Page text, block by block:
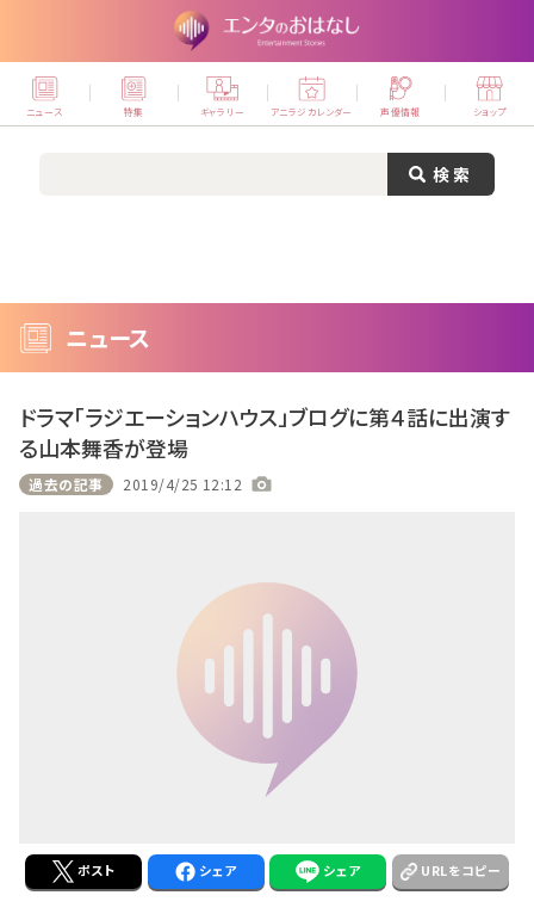
ニュース 特集 ギャラリー アニラジカレンダー 声優情報 ショップ
ニュース
ドラマ「ラジエーションハウス」ブログに第４話に出演す
る山本舞香が登場
過去の記事 2019/4/25 12:12
ポスト シェア シェア URLをコピー